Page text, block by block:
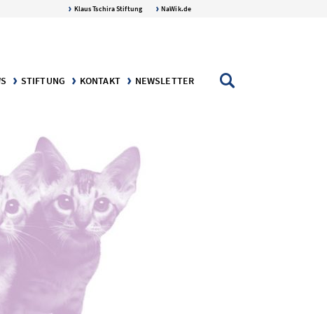
Klaus Tschira Stiftung NaWik.de
STIFTUNG
KONTAKT NEWSLETTER